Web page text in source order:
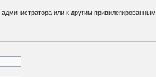
или к другим привилегированным